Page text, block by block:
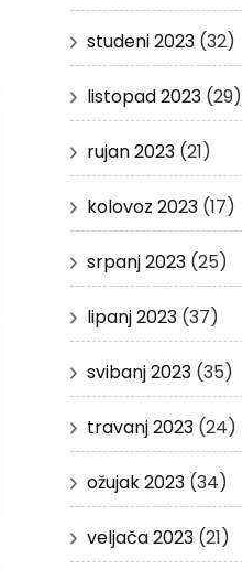
studeni 2023(32)
listopad 2023(29)
rujan 2023(21)
kolovoz 2023(17)
srpanj 2023(25)
lipanj 2023(37)
svibanj 2023(35)
travanj 2023(24)
ožujak 2023(34)
veljača 2023(21)